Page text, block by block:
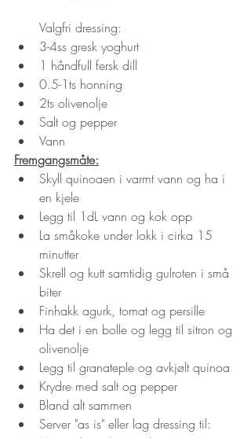
Valgfri dressing:
3-4ss gresk yoghurt
1 håndfull fersk dill
0.5-1ts honning
2ts olivenolje
Salt og pepper
Vann
Fremgangsmåte:
Skyll quinoaen i varmt vann og ha i
en kjele
Legg til 1dL vann og kok opp
La småkoke under lokk i cirka 15
minutter
Skrell og kutt samtidig gulroten i små
biter
Finhakk agurk, tomat og persille
Ha det i en bolle og legg til sitron og
olivenolje
Legg til granateple og avkjølt quinoa
Krydre med salt og pepper
Bland alt sammen
Server "as is" eller lag dressing til: